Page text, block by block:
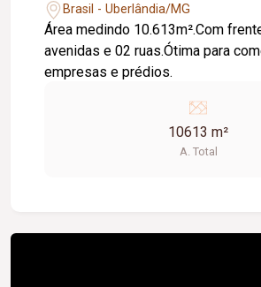
Brasil - Uberlândia/MG
Área medindo 10.613m².Com
avenidas e 02 ruas.Ótima para
empresas e prédios.
10613 m²
A. Total